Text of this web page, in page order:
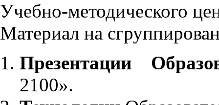
Учебно-методического
Материал на
Презентации
2100».